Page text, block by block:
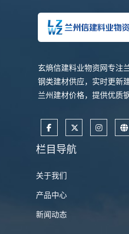
玄熵信建料业物资网专注
钢类建材供应，实时更新
兰州建材价格，提供优质
栏目导航
关于我们
产品中心
新闻动态